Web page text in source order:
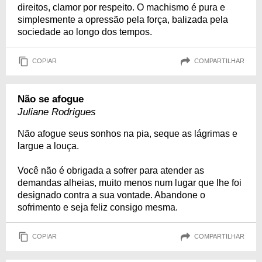
direitos, clamor por respeito. O machismo é pura e
simplesmente a opressão pela força, balizada pela
sociedade ao longo dos tempos.
COPIAR COMPARTILHAR
Não se afogue
Juliane Rodrigues
Não afogue seus sonhos na pia, seque as lágrimas e
largue a louça.
Você não é obrigada a sofrer para atender as
demandas alheias, muito menos num lugar que lhe foi
designado contra a sua vontade. Abandone o
sofrimento e seja feliz consigo mesma.
COPIAR COMPARTILHAR